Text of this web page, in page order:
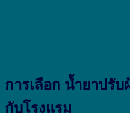
การเลือก น้ำยาปรั
กับโรงแรม